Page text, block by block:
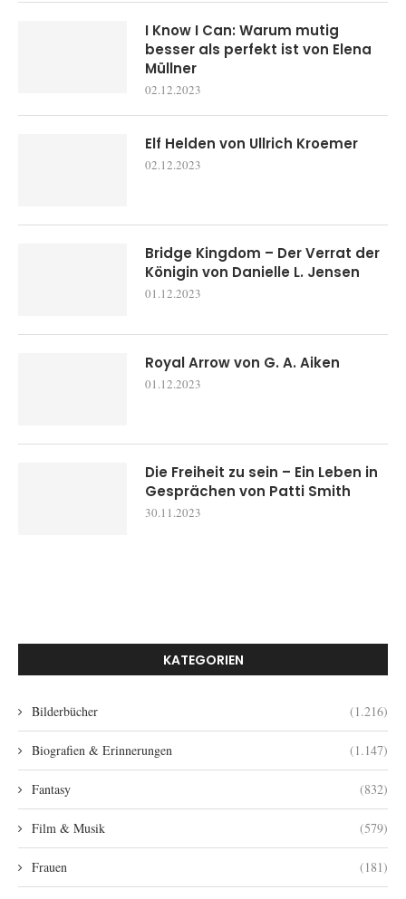
I Know I Can: Warum mutig
besser als perfekt ist von Elena
Müllner
02.12.2023
Elf Helden von Ullrich Kroemer
02.12.2023
Bridge Kingdom – Der Verrat der
Königin von Danielle L. Jensen
01.12.2023
Royal Arrow von G. A. Aiken
01.12.2023
Die Freiheit zu sein – Ein Leben in
Gesprächen von Patti Smith
30.11.2023
KATEGORIEN
Bilderbücher (1.216)
Biografien & Erinnerungen (1.147)
Fantasy (832)
Film & Musik (579)
Frauen (181)